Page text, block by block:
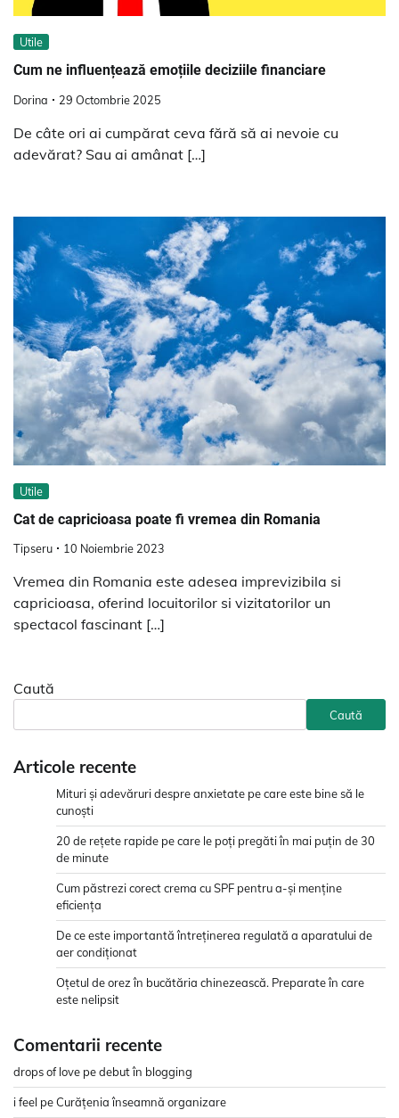
Utile
Cum ne influențează emoțiile deciziile financiare
Dorina 29 Octombrie 2025
De câte ori ai cumpărat ceva fără să ai nevoie cu
adevărat? Sau ai amânat […]
Utile
Cat de capricioasa poate fi vremea din Romania
Tipseru 10 Noiembrie 2023
Vremea din Romania este adesea imprevizibila si
capricioasa, oferind locuitorilor si vizitatorilor un
spectacol fascinant […]
Caută
Caută
Articole recente
Mituri și adevăruri despre anxietate pe care este bine să le
cunoști
20 de rețete rapide pe care le poți pregăti în mai puțin de 30
de minute
Cum păstrezi corect crema cu SPF pentru a-și menține
eficiența
De ce este importantă întreținerea regulată a aparatului de
aer condiționat
Oțetul de orez în bucătăria chinezească. Preparate în care
este nelipsit
Comentarii recente
drops of love pedebut în blogging
i feel peCurățenia înseamnă organizare